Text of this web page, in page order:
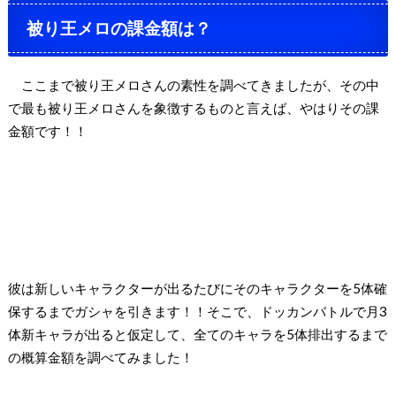
被り王メロの課金額は？
ここまで被り王メロさんの素性を調べてきましたが、その中
で最も被り王メロさんを象徴するものと言えば、やはりその課
金額です！！
彼は新しいキャラクターが出るたびにそのキャラクターを5体確
保するまでガシャを引きます！！そこで、ドッカンバトルで月3
体新キャラが出ると仮定して、全てのキャラを5体排出するまで
の概算金額を調べてみました！